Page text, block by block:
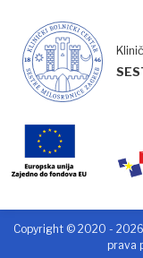
Copyright © 2020 -
prava